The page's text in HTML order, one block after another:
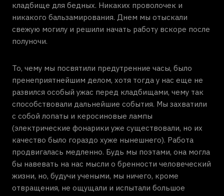
кладбище для бедных. Никаких проволочек и
никакого бальзамирования. Днем мы отыскали
свежую могилу и решили начать работу вскоре после
полуночи.
То, чему мы посвятили предутренние часы, было
пренеприятнейшим делом, хотя тогда у нас еще не
развился особый ужас перед кладбищами, чему так
способствовали дальнейшие события. Мы захватили
с собой лопаты и керосиновые лампы
(электрические фонарики уже существовали, но их
качество было гораздо хуже нынешнего). Работа
продвигалась медленно. Будь мы поэтами, она могла
бы навевать на нас мысли о бренности человеческий
жизни, но, будучи учеными, мы ничего, кроме
отвращения, не ощущали и испытали большое